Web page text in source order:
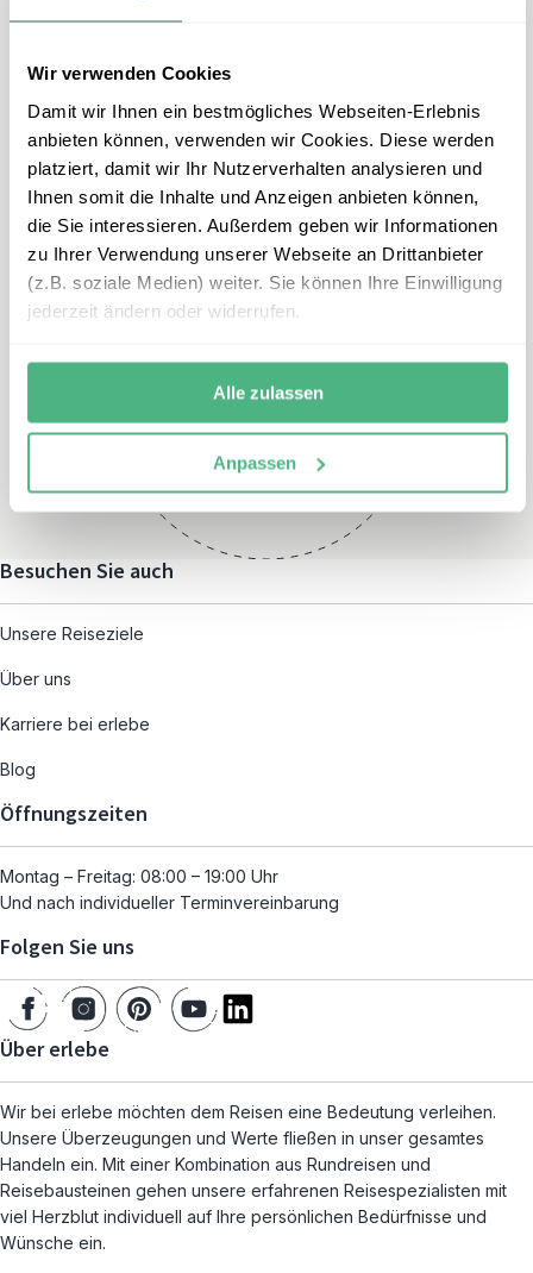
Wir verwenden Cookies
Damit wir Ihnen ein bestmögliches Webseiten-Erlebnis
anbieten können, verwenden wir Cookies. Diese werden
platziert, damit wir Ihr Nutzerverhalten analysieren und
Ihnen somit die Inhalte und Anzeigen anbieten können,
die Sie interessieren. Außerdem geben wir Informationen
zu Ihrer Verwendung unserer Webseite an Drittanbieter
(z.B. soziale Medien) weiter. Sie können Ihre Einwilligung
jederzeit ändern oder widerrufen.
Alle zulassen
Anpassen
E-Mail
kanada-familienreisen@erleb
e.de
Montag – Freitag:
und nach individueller
Terminvereinbarung
Besuchen Sie auch
Unsere Reiseziele
Über uns
Karriere bei erlebe
Blog
Öffnungszeiten
Montag – Freitag: 08:00 – 19:00 Uhr
Und nach individueller Terminvereinbarung
Folgen Sie uns
Über erlebe
Wir bei erlebe möchten dem Reisen eine Bedeutung verleihen.
Unsere Überzeugungen und Werte fließen in unser gesamtes
Handeln ein. Mit einer Kombination aus Rundreisen und
Reisebausteinen gehen unsere erfahrenen Reisespezialisten mit
viel Herzblut individuell auf Ihre persönlichen Bedürfnisse und
Wünsche ein.